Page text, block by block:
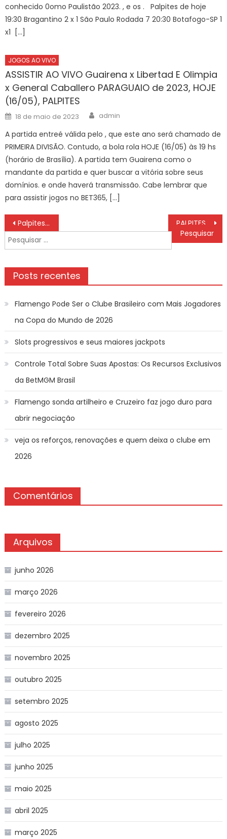
conhecido 0omo Paulistão 2023. , e os . Palpites de hoje
19:30 Bragantino 2 x 1 São Paulo Rodada 7 20:30 Botafogo-SP 1
x1 […]
JOGOS AO VIVO
ASSISTIR AO VIVO Guairena x Libertad E Olimpia
x General Caballero PARAGUAIO de 2023, HOJE
(16/05), PALPITES
Posted
on
18 de maio de 2023 Author
admin
A partida entreé válida pelo , que este ano será chamado de
PRIMEIRA DIVISÃO. Contudo, a bola rola HOJE (16/05) às 19 hs
(horário de Brasília). A partida tem Guairena como o
mandante da partida e quer buscar a vitória sobre seus
domínios. e onde haverá transmissão. Cabe lembrar que
para assistir jogos no BET365, […]
Navegação
de
Post
Palpites Rio Branco-ES x Novorizontino , Escalações, Assistir ao vivo COPA DO BRASIL 2025, HOJE (27/02)
Pesquisar
por:
Posts recentes
Flamengo Pode Ser o Clube Brasileiro com Mais Jogadores
na Copa do Mundo de 2026
Slots progressivos e seus maiores jackpots
Controle Total Sobre Suas Apostas: Os Recursos Exclusivos
da BetMGM Brasil
Flamengo sonda artilheiro e Cruzeiro faz jogo duro para
abrir negociação
veja os reforços, renovações e quem deixa o clube em
2026
Comentários
Arquivos
junho 2026
março 2026
fevereiro 2026
dezembro 2025
novembro 2025
outubro 2025
setembro 2025
agosto 2025
julho 2025
junho 2025
maio 2025
abril 2025
março 2025